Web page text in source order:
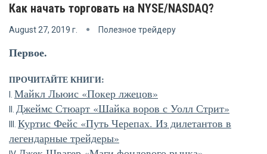
Как начать торговать на NYSE/NASDAQ?
August 27, 2019 г. Полезное трейдеру
Первое.
ПРОЧИТАЙТЕ КНИГИ:
Майкл Льюис «Покер лжецов»
Джеймс Стюарт «Шайка воров с Уолл Стрит»
Куртис Фейс «Путь Черепах. Из дилетантов в
легендарные трейдеры»